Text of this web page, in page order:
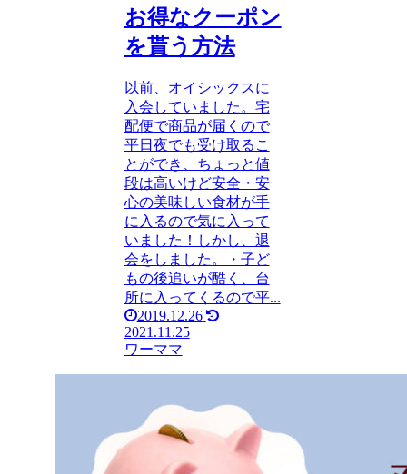
お得なクーポン
を貰う方法
以前、オイシックスに
入会していました。宅
配便で商品が届くので
平日夜でも受け取るこ
とができ、ちょっと値
段は高いけど安全・安
心の美味しい食材が手
に入るので気に入って
いました！しかし、退
会をしました。・子ど
もの後追いが酷く、台
所に入ってくるので平...
2019.12.26
2021.11.25
ワーママ